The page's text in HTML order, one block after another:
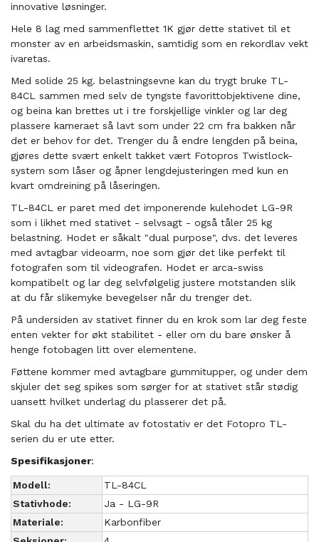
innovative løsninger.
Hele 8 lag med sammenflettet 1K gjør dette stativet til et
monster av en arbeidsmaskin, samtidig som en rekordlav vekt
ivaretas.
Med solide 25 kg. belastningsevne kan du trygt bruke TL-
84CL sammen med selv de tyngste favorittobjektivene dine,
og beina kan brettes ut i tre forskjellige vinkler og lar deg
plassere kameraet så lavt som under 22 cm fra bakken når
det er behov for det. Trenger du å endre lengden på beina,
gjøres dette svært enkelt takket vært Fotopros Twistlock-
system som låser og åpner lengdejusteringen med kun en
kvart omdreining på låseringen.
TL-84CL er paret med det imponerende kulehodet LG-9R
som i likhet med stativet - selvsagt - også tåler 25 kg
belastning. Hodet er såkalt "dual purpose", dvs. det leveres
med avtagbar videoarm, noe som gjør det like perfekt til
fotografen som til videografen. Hodet er arca-swiss
kompatibelt og lar deg selvfølgelig justere motstanden slik
at du får slikemyke bevegelser når du trenger det.
På undersiden av stativet finner du en krok som lar deg feste
enten vekter for økt stabilitet - eller om du bare ønsker å
henge fotobagen litt over elementene.
Føttene kommer med avtagbare gummitupper, og under dem
skjuler det seg spikes som sørger for at stativet står stødig
uansett hvilket underlag du plasserer det på.
Skal du ha det ultimate av fotostativ er det Fotopro TL-
serien du er ute etter.
Spesifikasjoner:
Modell:
TL-84CL
Stativhode:
Ja - LG-9R
Materiale:
Karbonfiber